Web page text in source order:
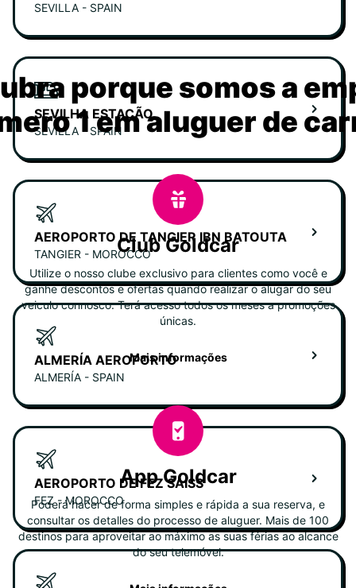
SEVILLA - SPAIN
SEVILHA ESTAÇÃO
SEVILLA - SPAIN
AEROPORTO DE TANGIER IBN BATOUTA
TANGIER - MOROCCO
ALMERÍA AEROPORTO
ALMERÍA - SPAIN
AEROPORTO DE FEZ SAISS
FEZ - MOROCCO
porque somos a
1 em aluguer de
Club Goldcar
Utilize o nosso clube exclusivo para clientes como você e
ganhe descontos e ofertas quando realizar o alugar do seu
veiculo connosco. Terá acesso todos os meses a promoções
únicas.
Mais informações
App Goldcar
Poderá hacer de forma simples e rápida a sua reserva, e
consultar os detalles do processo de aluguer. Mais de 100
destinos para aproveitar ao máximo as suas férias ao alcance
do seu telemóvel.